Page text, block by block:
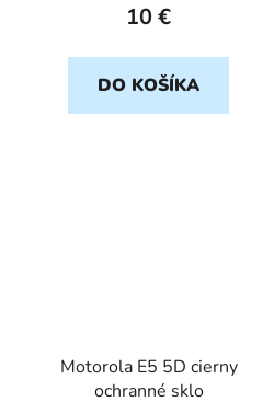
10 €
DO KOŠÍKA
Motorola E5 5D cierny
ochranné sklo